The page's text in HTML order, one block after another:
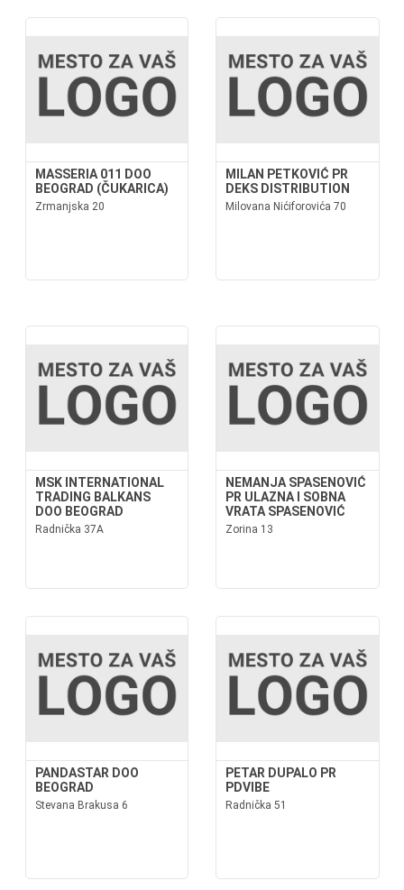
MASSERIA 011 DOO
BEOGRAD (ČUKARICA)
Zrmanjska 20
MILAN PETKOVIĆ PR
DEKS DISTRIBUTION
Milovana Nićiforovića 70
MSK INTERNATIONAL
TRADING BALKANS
DOO BEOGRAD
Radnička 37A
NEMANJA SPASENOVIĆ
PR ULAZNA I SOBNA
VRATA SPASENOVIĆ
Zorina 13
PANDASTAR DOO
BEOGRAD
Stevana Brakusa 6
PETAR DUPALO PR
PDVIBE
Radnička 51